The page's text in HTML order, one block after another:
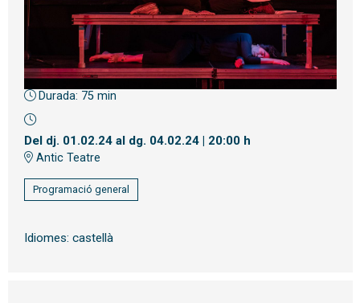
Diapositiva 1 de 1
Durada: 75 min
Del dj. 01.02.24al dg. 04.02.24| 20:00 h
Antic Teatre
Programació general
Idiomes: castellà